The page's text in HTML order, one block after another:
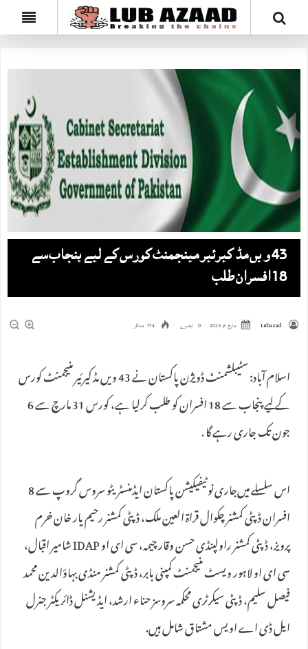
43 ویں مڈ کیرئیر مینجمنٹ کورس کے لیے پنجاب سے
18 افسران طلب
Lubazad مارچ 6, 2025 0 تبصرے 174 مناظر
اسلام آباد: سٹیبلشمنٹ ڈویژن پاکستان نے 43 ویں مڈ کیرئیر منیجمنٹ کورس
کے لیے پنجاب سے 18 افسران کو طلب کرلیا ہے، کورس 31 مارچ سے 6
جون تک جاری رہے گا .
اس سلسلے میں‌جاری نوٹیفیکیشن پاکستان ایڈمنسٹریٹو سروس گروپ سے 8
افسران ڈپٹی کمشنر چکوال قراۃ العین ملک، ڈپٹی کمشنر رحیم یار خان خرم
پرویز، ڈپٹی کمشنر راولپنڈی حسن وقار چیمہ، سی ای او IDAP شامیر اقبال،
سی ای او لاہور ویسٹ منیجمنٹ کمپنی بابر، ڈپٹی کمشنر منڈی بہاؤالدین محمد
فیصل سلیم، ڈپٹی سیکرٹری محکمہ سروسز حناء ارشد، ایڈیشنل ڈائریکٹر جنرل
ایل ڈی اے اویس مشتاق شامل ہیں.